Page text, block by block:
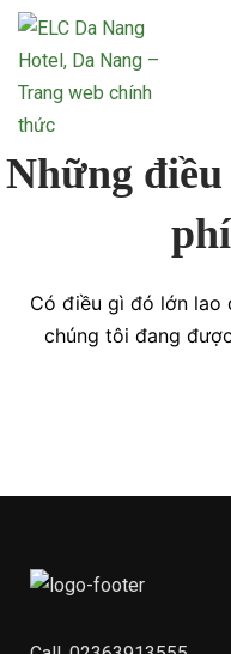
Những
Có điều gì đó lớn lao
chúng tôi đang